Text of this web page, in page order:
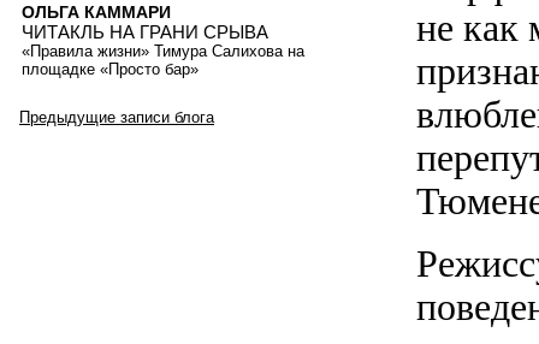
не как
ОЛЬГА КАММАРИ
ЧИТАКЛЬ НА ГРАНИ СРЫВА
«Правила жизни» Тимура Салихова на
площадке «Просто бар»
Предыдущие записи блога